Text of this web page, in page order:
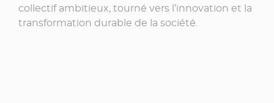
collectif ambitieux, tourné vers l’innovation et la
transformation durable de la société.